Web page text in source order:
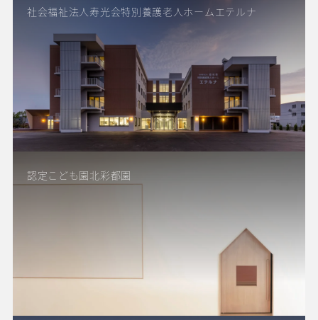
社会福祉法人寿光会特別養護老人ホームエテルナ
認定こども園北彩都園